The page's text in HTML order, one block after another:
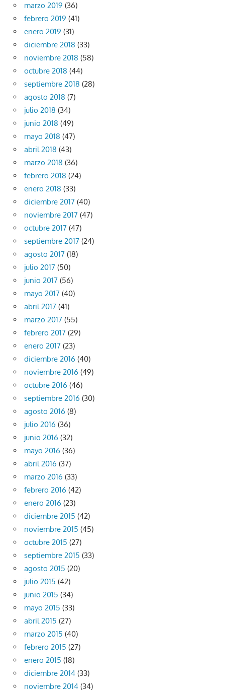
marzo 2019 (36)
febrero 2019 (41)
enero 2019 (31)
diciembre 2018 (33)
noviembre 2018 (58)
octubre 2018 (44)
septiembre 2018 (28)
agosto 2018 (7)
julio 2018 (34)
junio 2018 (49)
mayo 2018 (47)
abril 2018 (43)
marzo 2018 (36)
febrero 2018 (24)
enero 2018 (33)
diciembre 2017 (40)
noviembre 2017 (47)
octubre 2017 (47)
septiembre 2017 (24)
agosto 2017 (18)
julio 2017 (50)
junio 2017 (56)
mayo 2017 (40)
abril 2017 (41)
marzo 2017 (55)
febrero 2017 (29)
enero 2017 (23)
diciembre 2016 (40)
noviembre 2016 (49)
octubre 2016 (46)
septiembre 2016 (30)
agosto 2016 (8)
julio 2016 (36)
junio 2016 (32)
mayo 2016 (36)
abril 2016 (37)
marzo 2016 (33)
febrero 2016 (42)
enero 2016 (23)
diciembre 2015 (42)
noviembre 2015 (45)
octubre 2015 (27)
septiembre 2015 (33)
agosto 2015 (20)
julio 2015 (42)
junio 2015 (34)
mayo 2015 (33)
abril 2015 (27)
marzo 2015 (40)
febrero 2015 (27)
enero 2015 (18)
diciembre 2014 (33)
noviembre 2014 (34)